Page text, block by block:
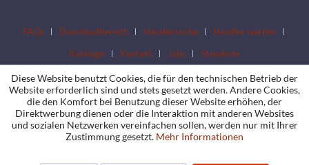
FAQs Downloadbereich Händlersuche
Händler werden
Kataloge
Kontakt Jobs Standorte
Diese Website benutzt Cookies, die für den technischen Betrieb der
Website erforderlich sind und stets gesetzt werden. Andere Cookies,
die den Komfort bei Benutzung dieser Website erhöhen, der
Direktwerbung dienen oder die Interaktion mit anderen Websites
und sozialen Netzwerken vereinfachen sollen, werden nur mit Ihrer
Zustimmung gesetzt. Mehr Informationen